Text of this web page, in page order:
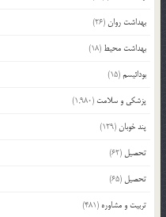
بهداشت روان(26)
بهداشت محیط (18)
بودائیسم(15)
پزشکی و سلامت (1,980)
پند خوبان(129)
تحصیل (62)
تحصیل (65)
تربیت و مشاوره (481)